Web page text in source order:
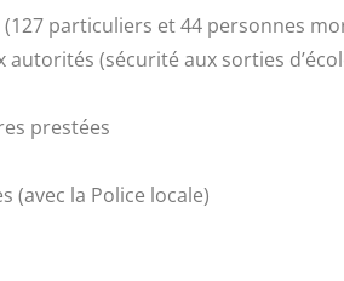
particuliers et 44 personnes
(sécurité aux sorties
prestées
(avec la Police locale)